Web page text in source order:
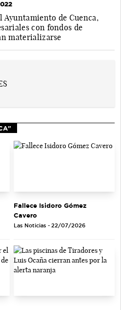
de Cuenca,
con fondos de
materializarse
Fallece Isidoro Gómez
Cavero
Las Noticias - 22/07/2026